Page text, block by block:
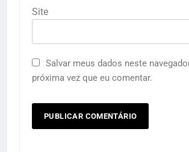
Site
Salvar meus dados neste
próxima vez que eu comentar.